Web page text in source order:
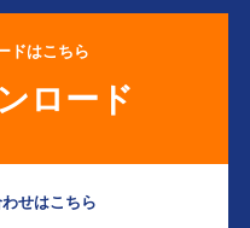
ドはこちら
ロード
せはこちら